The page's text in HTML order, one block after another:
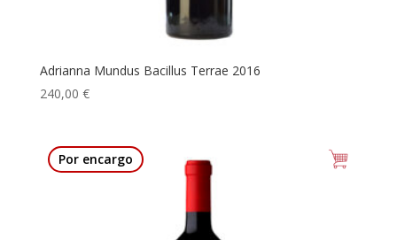
Adrianna Mundus Bacillus Terrae 2016
240,00 €
Por encargo